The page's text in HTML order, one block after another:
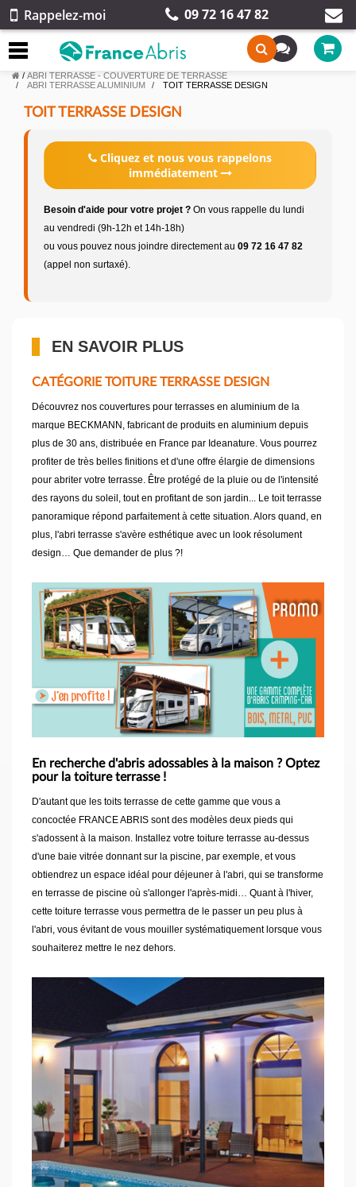
Rappelez-moi 09 72 16 47 82
/ ABRI TERRASSE - COUVERTURE DE TERRASSE
ABRI TERRASSE ALUMINIUM
TOIT TERRASSE DESIGN
TOIT TERRASSE DESIGN
Cliquez et nous vous rappelons
immédiatement
Besoin d'aide pour votre projet ? On vous rappelle du lundi
au vendredi (9h-12h et 14h-18h)
ou vous pouvez nous joindre directement au 09 72 16 47 82
(appel non surtaxé).
EN SAVOIR PLUS
CATÉGORIE TOITURE TERRASSE DESIGN
Découvrez nos couvertures pour terrasses en aluminium de la
marque BECKMANN, fabricant de produits en aluminium depuis
plus de 30 ans, distribuée en France par Ideanature. Vous pourrez
profiter de très belles finitions et d'une offre élargie de dimensions
pour abriter votre terrasse. Être protégé de la pluie ou de l'intensité
des rayons du soleil, tout en profitant de son jardin... Le toit terrasse
panoramique répond parfaitement à cette situation. Alors quand, en
plus, l'abri terrasse s'avère esthétique avec un look résolument
design… Que demander de plus ?!
En recherche d'abris adossables à la maison ? Optez
pour la toiture terrasse !
D'autant que les toits terrasse de cette gamme que vous a
concoctée FRANCE ABRIS sont des modèles deux pieds qui
s'adossent à la maison. Installez votre toiture terrasse au-dessus
d'une baie vitrée donnant sur la piscine, par exemple, et vous
obtiendrez un espace idéal pour déjeuner à l'abri, qui se transforme
en terrasse de piscine où s'allonger l'après-midi… Quant à l'hiver,
cette toiture terrasse vous permettra de le passer un peu plus à
l'abri, vous évitant de vous mouiller systématiquement lorsque vous
souhaiterez mettre le nez dehors.